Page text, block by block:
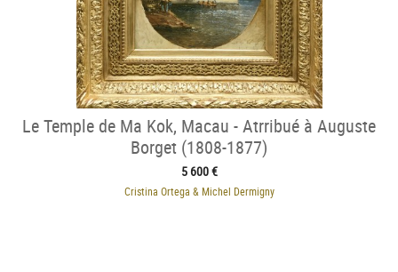
Le Temple de Ma Kok, Macau - Atrribué à Auguste
Borget (1808-1877)
5 600 €
Cristina Ortega & Michel Dermigny